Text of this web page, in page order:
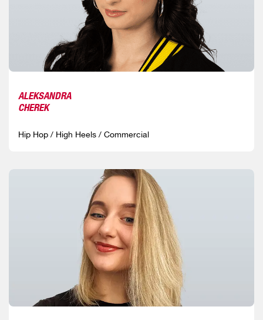
ALEKSANDRA
CHEREK
Hip Hop / High Heels / Commercial